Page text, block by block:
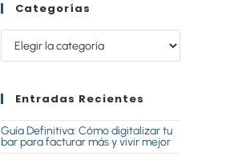
Categorías
Entradas Recientes
Guía Definitiva: Cómo digitalizar tu
bar para facturar más y vivir mejor